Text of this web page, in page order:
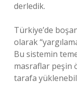
derledik.
Türkiye’de
olarak
Bu sistemin
masraflar peşin
tarafa